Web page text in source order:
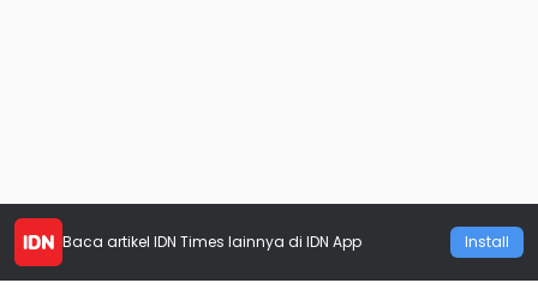
Baca artikel IDN Times lainnya di IDN App Install